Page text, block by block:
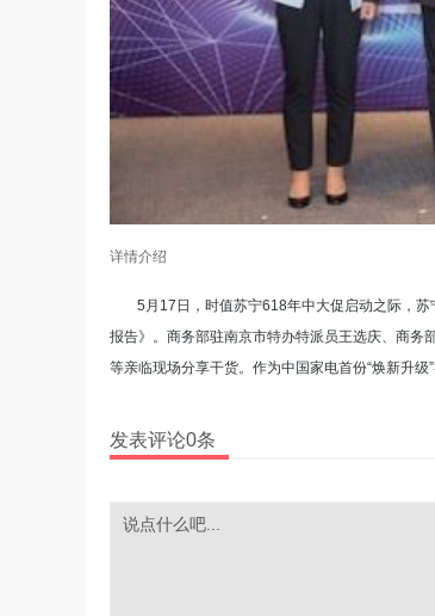
详情介绍
5月17日，时值苏宁618年中大促启动之际，
报告》。商务部驻南京市特办特派员王选庆、商务
等亲临现场分享干货。作为中国家电首份“焕新升
发表评论0条